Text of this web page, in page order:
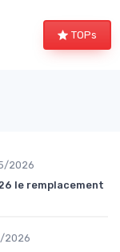
TOPs
2026
le remplacement
2026